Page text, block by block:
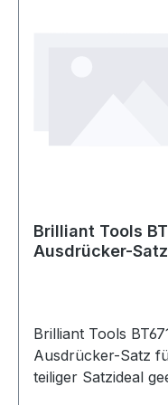
Brilliant Tools BT671200 Hydraulischer
Ausdrücker-
Brilliant Tools BT671200 Hydraulischer
Ausdrücker-Satz
teiliger Satzideal